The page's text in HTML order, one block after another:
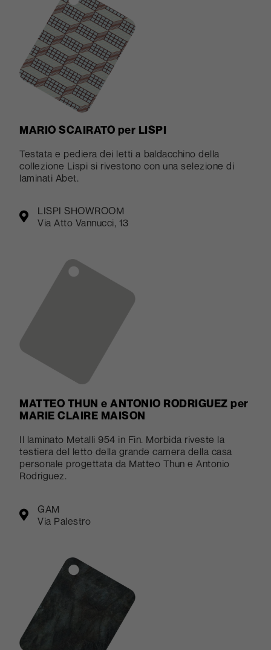
MARIO SCAIRATO per LISPI
Testata e pediera dei letti a baldacchino della
collezione Lispi si rivestono con una selezione di
laminati Abet.
LISPI SHOWROOM
Via Atto Vannucci, 13
MATTEO THUN e ANTONIO RODRIGUEZ per
MARIE CLAIRE MAISON
Il laminato Metalli 954 in Fin. Morbida riveste la
testiera del letto della grande camera della casa
personale progettata da Matteo Thun e Antonio
Rodriguez.
GAM
Via Palestro